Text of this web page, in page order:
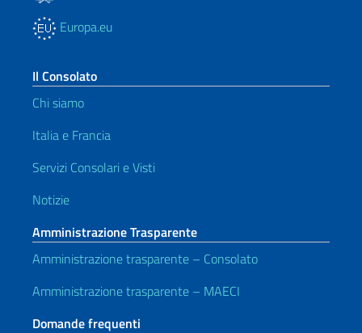
Europa.eu
Il Consolato
Chi siamo
Italia e Francia
Servizi Consolari e Visti
Notizie
Amministrazione Trasparente
Amministrazione trasparente – Consolato
Amministrazione trasparente – MAECI
Domande frequenti